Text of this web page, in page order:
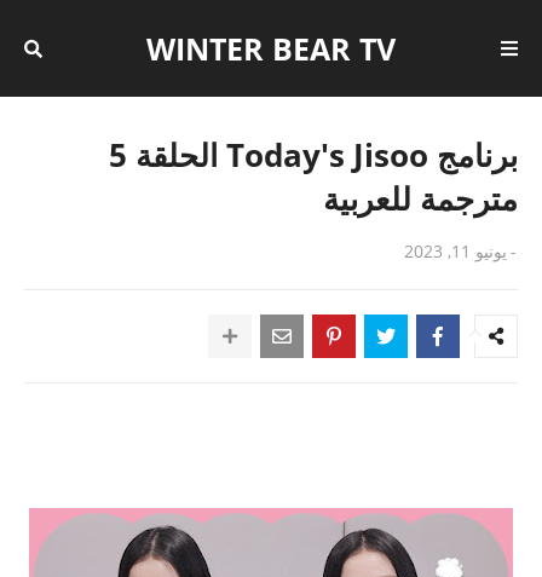
WINTER BEAR TV
برنامج Today's Jisoo الحلقة 5
مترجمة للعربية
- يونيو 11, 2023